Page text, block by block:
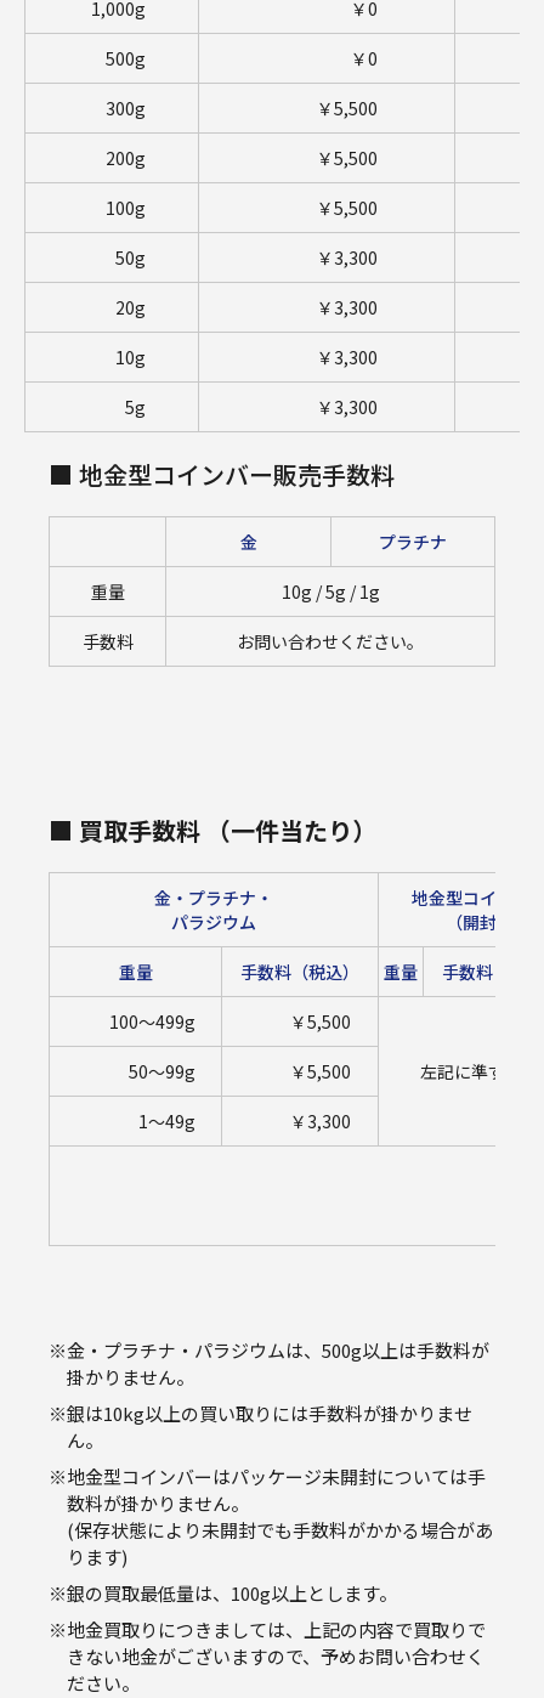
1,000g ￥0
500g ￥0
300g ￥5,500
200g ￥5,500
100g ￥5,500
50g ￥3,300
20g ￥3,300
10g ￥3,300
5g ￥3,300
■ 地金型コインバー販売手数料
金 プラチナ
重量 10g / 5g / 1g
手数料 お問い合わせください。
■ 買取手数料 （一件当たり）
金・プラチナ・
パラジウム
地金型コインバ
（開封）
重量 手数料（税込） 重量 手数料（税
100～499g ￥5,500
左記に準ずる。
50～99g ￥5,500
1～49g ￥3,300
※金・プラチナ・パラジウムは、500g以上は手数料が
掛かりません。
※銀は10kg以上の買い取りには手数料が掛かりませ
ん。
※地金型コインバーはパッケージ未開封については手
数料が掛かりません。
(保存状態により未開封でも手数料がかかる場合があ
ります)
※銀の買取最低量は、100g以上とします。
※地金買取りにつきましては、上記の内容で買取りで
きない地金がございますので、予めお問い合わせく
ださい。